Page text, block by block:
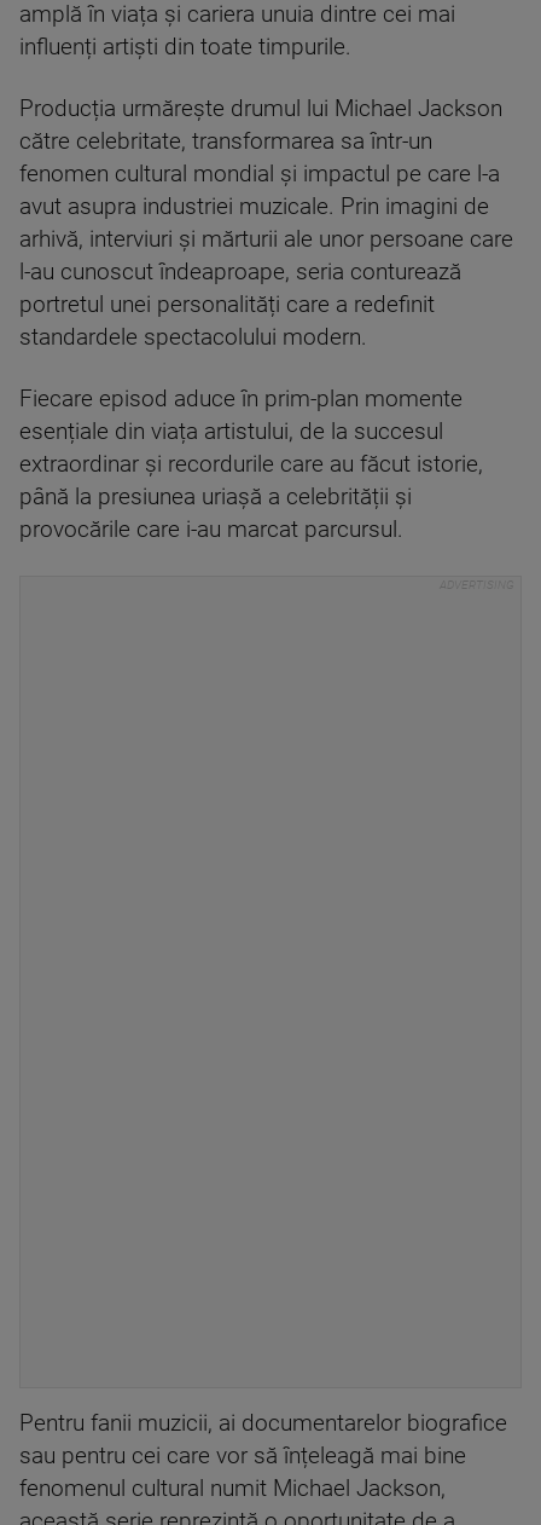
amplă în viața și cariera unuia dintre cei mai
influenți artiști din toate timpurile.
Producția urmărește drumul lui Michael Jackson
către celebritate, transformarea sa într-un
fenomen cultural mondial și impactul pe care l-a
avut asupra industriei muzicale. Prin imagini de
arhivă, interviuri și mărturii ale unor persoane care
l-au cunoscut îndeaproape, seria conturează
portretul unei personalități care a redefinit
standardele spectacolului modern.
Fiecare episod aduce în prim-plan momente
esențiale din viața artistului, de la succesul
extraordinar și recordurile care au făcut istorie,
până la presiunea uriașă a celebrității și
provocările care i-au marcat parcursul.
Pentru fanii muzicii, ai documentarelor biografice
sau pentru cei care vor să înțeleagă mai bine
fenomenul cultural numit Michael Jackson,